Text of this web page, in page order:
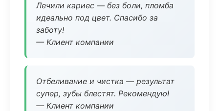
Лечили кариес — без боли, пломба
идеально под цвет. Спасибо за
заботу!
— Клиент компании
Отбеливание и чистка — результат
супер, зубы блестят. Рекомендую!
— Клиент компании